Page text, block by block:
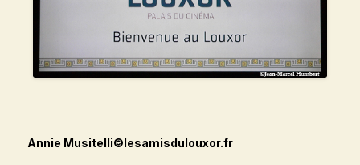
Annie Musitelli©lesamisdulouxor.fr